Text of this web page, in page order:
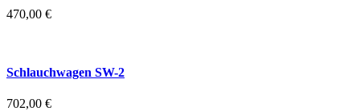
470,00 €
Schlauchwagen SW-2
702,00 €